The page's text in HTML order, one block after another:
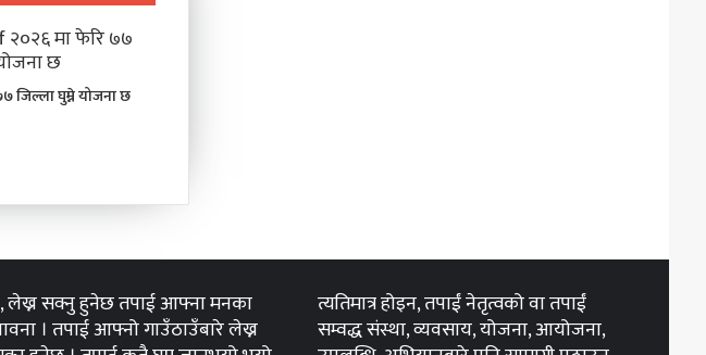
जिल्ला घुम्ने योजना छ
लेख्न सक्नु हुनेछ तपाई आफ्ना मनका
। तपाई आफ्नो गाउँठाउँबारे लेख्न
त्यतिमात्र होइन, तपाईं नेतृत्वको वा तपाईं
सम्वद्ध संस्था, व्यवसाय, योजना, आयोजना,